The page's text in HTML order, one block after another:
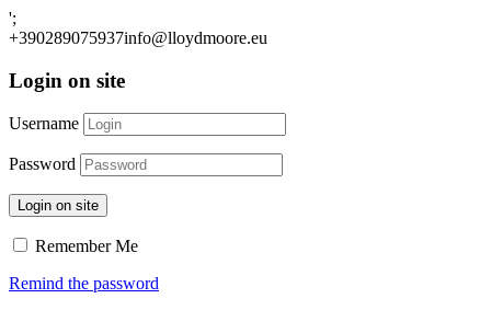
';
+390289075937info@lloydmoore.eu
Login on site
Username
Password
Login on site
Remember Me
Remind the password